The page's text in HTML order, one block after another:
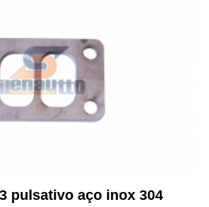
pulsativo aço inox 304